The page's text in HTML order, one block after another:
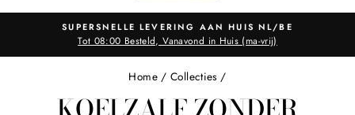
Diavoorstelling
SUPERSNELLE LEVERING AAN HUIS NL/BE
Tot 08:00 Besteld, Vanavond in Huis (ma-vrij)
Home / Collecties /